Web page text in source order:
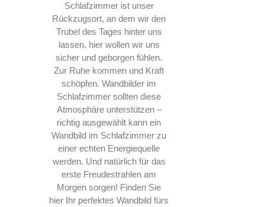
KONTAKT
Schlafzimmer ist unser
Rückzugsort, an dem wir den
Trubel des Tages hinter uns
lassen, hier wollen wir uns
sicher und geborgen fühlen.
Zur Ruhe kommen und Kraft
schöpfen. Wandbilder im
Schlafzimmer sollten diese
Atmosphäre unterstützen –
richtig ausgewählt kann ein
Wandbild im Schlafzimmer zu
einer echten Energiequelle
werden. Und natürlich für das
erste Freudestrahlen am
Morgen sorgen! Finden Sie
hier Ihr perfektes Wandbild fürs